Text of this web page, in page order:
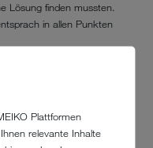
Plattformen
relevante Inhalte
Lösung finden mussten.
in allen Punkten